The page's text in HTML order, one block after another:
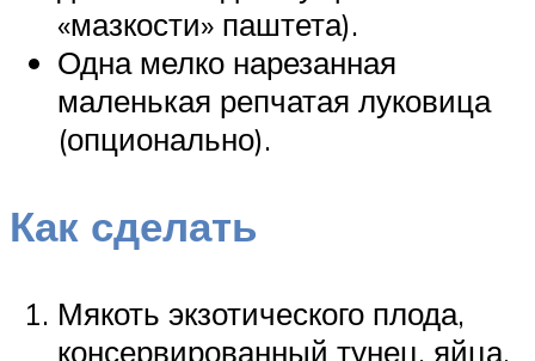
«мазкости» паштета).
Одна мелко нарезанная
маленькая репчатая луковица
(опционально).
Как сделать
Мякоть экзотического плода,
консервированный тунец, яйца,